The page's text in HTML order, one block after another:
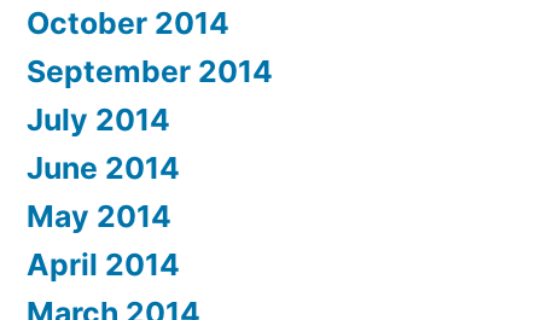
October 2014
September 2014
July 2014
June 2014
May 2014
April 2014
March 2014